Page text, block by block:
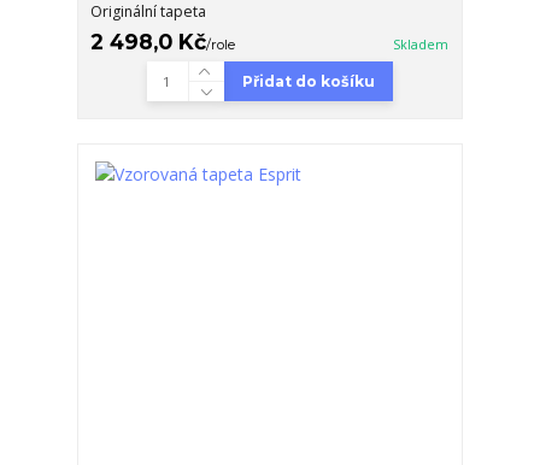
Originální tapeta
2 498,0 Kč/role Skladem
Přidat do košíku